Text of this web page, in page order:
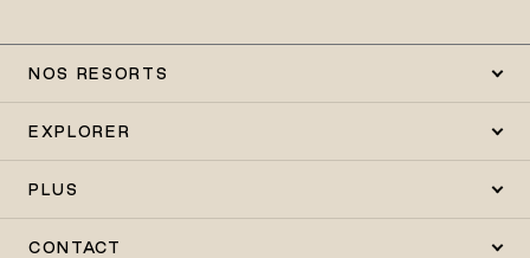
NOS RESORTS
EXPLORER
PLUS
CONTACT